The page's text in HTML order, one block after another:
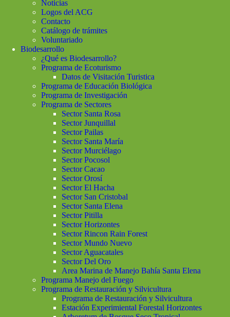
Noticias
Logos del ACG
Contacto
Catálogo de trámites
Voluntariado
Biodesarrollo
¿Qué es Biodesarrollo?
Programa de Ecoturismo
Datos de Visitación Turistica
Programa de Educación Biológica
Programa de Investigación
Programa de Sectores
Sector Santa Rosa
Sector Junquillal
Sector Pailas
Sector Santa María
Sector Murciélago
Sector Pocosol
Sector Cacao
Sector Orosí
Sector El Hacha
Sector San Cristobal
Sector Santa Elena
Sector Pitilla
Sector Horizontes
Sector Rincon Rain Forest
Sector Mundo Nuevo
Sector Aguacatales
Sector Del Oro
Area Marina de Manejo Bahía Santa Elena
Programa Manejo del Fuego
Programa de Restauración y Silvicultura
Programa de Restauración y Silvicultura
Estación Experimiental Forestal Horizontes